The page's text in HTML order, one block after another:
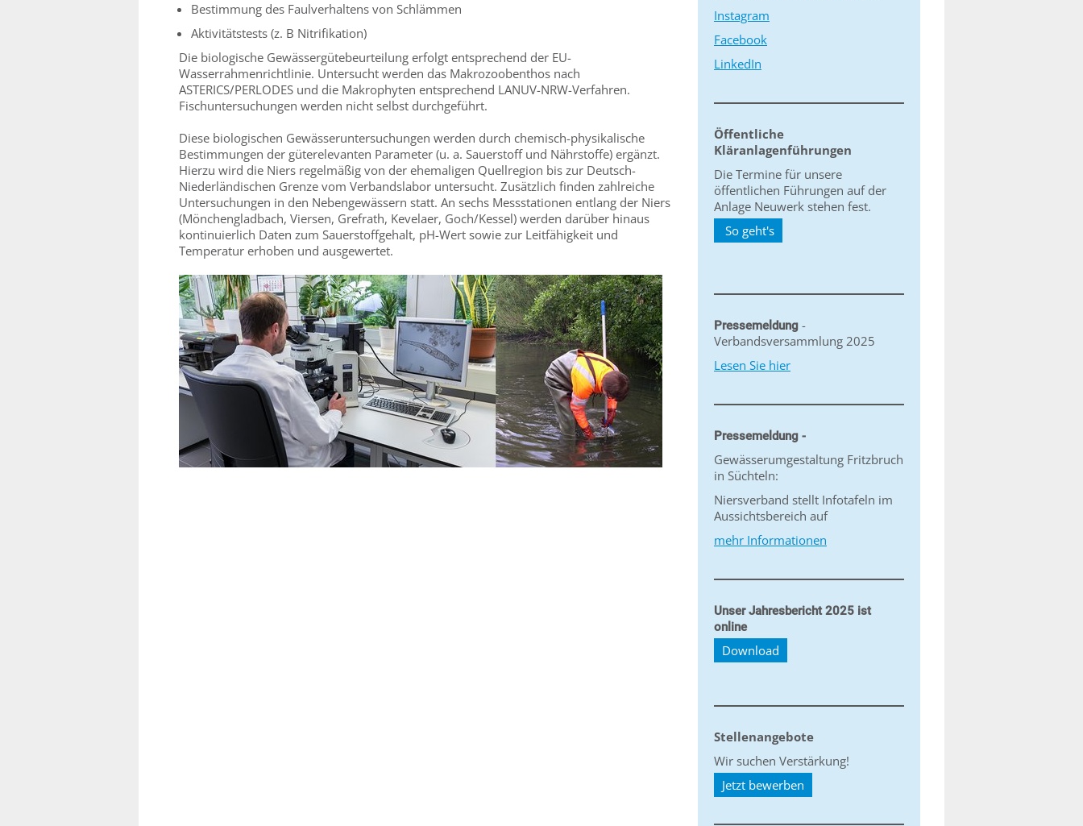
Bestimmung des Faulverhaltens von Schlämmen
Aktivitätstests (z. B Nitrifikation)
Die biologische Gewässergütebeurteilung erfolgt entsprechend der EU-
Wasserrahmenrichtlinie. Untersucht werden das Makrozoobenthos nach
ASTERICS/PERLODES und die Makrophyten entsprechend LANUV-NRW-Verfahren.
Fischuntersuchungen werden nicht selbst durchgeführt.
Diese biologischen Gewässeruntersuchungen werden durch chemisch-physikalische
Bestimmungen der güterelevanten Parameter (u. a. Sauerstoff und Nährstoffe) ergänzt.
Hierzu wird die Niers regelmäßig von der ehemaligen Quellregion bis zur Deutsch-
Niederländischen Grenze vom Verbandslabor untersucht. Zusätzlich finden zahlreiche
Untersuchungen in den Nebengewässern statt. An sechs Messstationen entlang der Niers
(Mönchengladbach, Viersen, Grefrath, Kevelaer, Goch/Kessel) werden darüber hinaus
kontinuierlich Daten zum Sauerstoffgehalt, pH-Wert sowie zur Leitfähigkeit und
Temperatur erhoben und ausgewertet.
Instagram
Facebook
LinkedIn
Öffentliche
Kläranlagenführungen
Die Termine für unsere
öffentlichen Führungen auf der
Anlage Neuwerk stehen fest.
So geht's
Pressemeldung -
Verbandsversammlung 2025
Lesen Sie hier
Pressemeldung -
Gewässerumgestaltung Fritzbruch
in Süchteln:
Niersverband stellt Infotafeln im
Aussichtsbereich auf
mehr Informationen
Unser Jahresbericht 2025 ist
online
Download
Stellenangebote
Wir suchen Verstärkung!
Jetzt bewerben